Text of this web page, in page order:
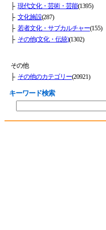
├ 現代文化・芸術・芸能(1395)
├ 文化施設(287)
├ 若者文化・サブカルチャー(155)
├ その他(文化・伝統)(1302)
その他
├ その他のカテゴリー(20921)
キーワード検索